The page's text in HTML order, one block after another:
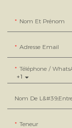
Nom Et Prénom
Adresse Email
+1
Téléphone /
Nom De
Teneur